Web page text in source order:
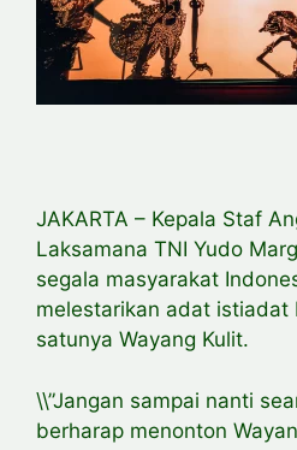
JAKARTA – Kepala Staf
Laksamana TNI Yudo
segala masyarakat
melestarikan adat istiadat
satunya Wayang Kulit.
\\”Jangan sampai nanti
berharap menonton